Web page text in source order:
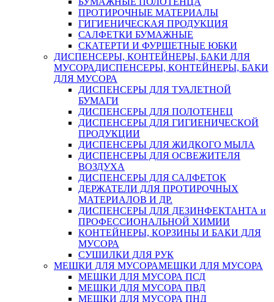
ПРОТИРОЧНЫЕ МАТЕРИАЛЫ
ГИГИЕНИЧЕСКАЯ ПРОДУКЦИЯ
САЛФЕТКИ БУМАЖНЫЕ
СКАТЕРТИ И ФУРШЕТНЫЕ ЮБКИ
ДИСПЕНСЕРЫ, КОНТЕЙНЕРЫ, БАКИ ДЛЯ
МУСОРАДИСПЕНСЕРЫ, КОНТЕЙНЕРЫ, БАКИ
ДЛЯ МУСОРА
ДИСПЕНСЕРЫ ДЛЯ ТУАЛЕТНОЙ
БУМАГИ
ДИСПЕНСЕРЫ ДЛЯ ПОЛОТЕНЕЦ
ДИСПЕНСЕРЫ ДЛЯ ГИГИЕНИЧЕСКОЙ
ПРОДУКЦИИ
ДИСПЕНСЕРЫ ДЛЯ ЖИДКОГО МЫЛА
ДИСПЕНСЕРЫ ДЛЯ ОСВЕЖИТЕЛЯ
ВОЗДУХА
ДИСПЕНСЕРЫ ДЛЯ САЛФЕТОК
ДЕРЖАТЕЛИ ДЛЯ ПРОТИРОЧНЫХ
МАТЕРИАЛОВ И ДР.
ДИСПЕНСЕРЫ ДЛЯ ДЕЗИНФЕКТАНТА и
ПРОФЕССИОНАЛЬНОЙ ХИМИИ
КОНТЕЙНЕРЫ, КОРЗИНЫ И БАКИ ДЛЯ
МУСОРА
СУШИЛКИ ДЛЯ РУК
МЕШКИ ДЛЯ МУСОРАМЕШКИ ДЛЯ МУСОРА
МЕШКИ ДЛЯ МУСОРА ПСД
МЕШКИ ДЛЯ МУСОРА ПВД
МЕШКИ ДЛЯ МУСОРА ПНД